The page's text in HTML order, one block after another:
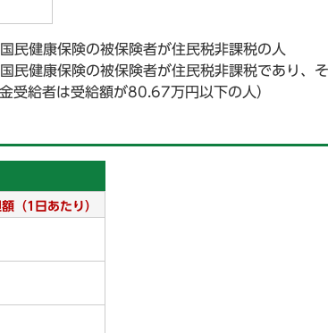
民健康保険の被保険者が住民税非課税の人
民健康保険の被保険者が住民税非課税であり、
受給者は受給額が80.67万円以下の人）
（1日あたり）